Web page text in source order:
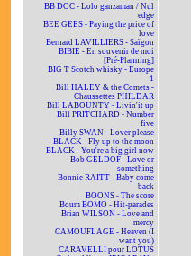
BB DOC - Lolo ganzaman / Nul
edge
BEE GEES - Paying the price of
love
Bernard LAVILLIERS - Saïgon
BIBIE - En souvenir de moi
[Pré-Planning]
BIG T Scotch whisky - Europe
1
Bill HALEY & the Comets -
Chaussettes PHILDAR
Bill LABOUNTY - Livin'it up
Bill PRITCHARD - Number
five
Billy SWAN - Lover please
BLACK - Fly up to the moon
BLACK - You're a big girl now
Bob GELDOF - Love or
something
Bonnie RAITT - Baby come
back
BOONS - The score
Boum BOMO - Hit-parades
Brian WILSON - Love and
mercy
CAMOUFLAGE - Heaven (I
want you)
CARAVELLI pour LOTUS